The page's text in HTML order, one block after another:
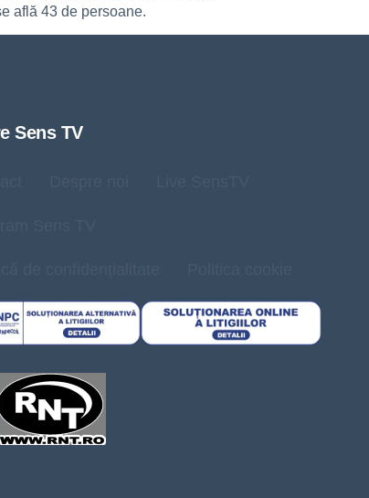
află 43 de persoane.
Sens TV